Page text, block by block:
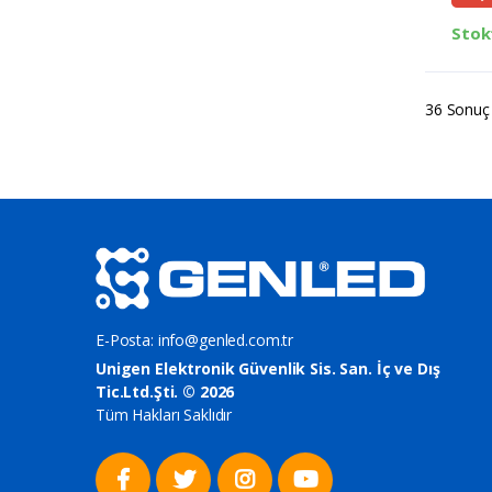
36
E-Posta: info@genled.com.tr
Unigen Elektronik Güvenlik Sis. San. İç ve Dış
Tic.Ltd.Şti. © 2026
Tüm Hakları Saklıdır